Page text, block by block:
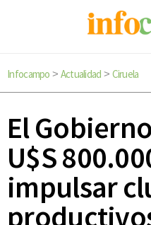
Infocampo > Actualidad > Ciruela
El
U$S
impulsar